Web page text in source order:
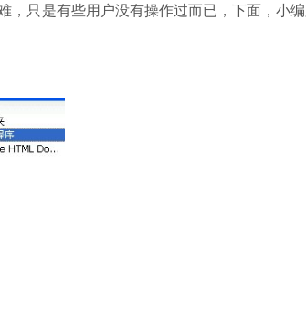
，只是有些用户没有操作过而已，下面，小